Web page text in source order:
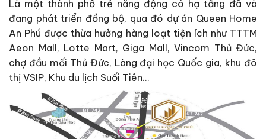
Là một thành phố trẻ năng động có hạ tầng đã và
đang phát triển đồng bộ, qua đó dự án Queen Home
An Phú được thừa hưởng hàng loạt tiện ích như TTTM
Aeon Mall, Lotte Mart, Giga Mall, Vincom Thủ Đức,
chợ đầu mối Thủ Đức, Làng đại học Quốc gia, khu đô
thị VSIP, Khu du lịch Suối Tiên…